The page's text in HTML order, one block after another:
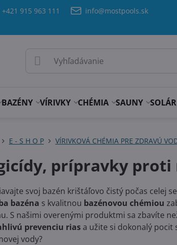
+421 915 963 111 info@mostpools.sk
BAZÉNY VÍRIVKY CHÉMIA SAUNY
E - S H O P VÍRIVKOVÁ CHÉMIA PRE ZDRAVÚ
prípravky proti
svoj bazén krištáľovo čistý počas celej
bazéna s kvalitnou bazénovou chémiou
S našimi overenými produktmi sa zbavíte
prevenciu riasa užite si dokonalý pocit
vody?